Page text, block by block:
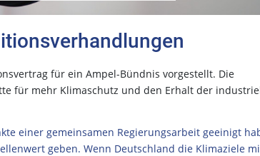
für ein Ampel-Bündnis vorgestellt. Die
für mehr Klimaschutz und den Erhalt der
einer gemeinsamen Regierungsarbeit geeinigt
geben. Wenn Deutschland die Klimaziele